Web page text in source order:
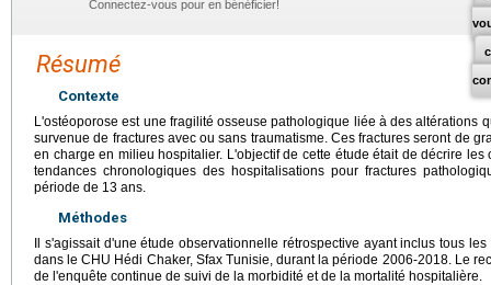
Connectez-vous pour en bénéficier!
Résumé
Contexte
L'ostéoporose est une fragilité osseuse pathologique liée à des altérations
survenue de fractures avec ou sans traumatisme. Ces fractures seront de
en charge en milieu hospitalier. L'objectif de cette étude était de décrire
tendances chronologiques des hospitalisations pour fractures
période de 13 ans.
Méthodes
Il s'agissait d'une étude observationnelle rétrospective ayant inclus tous
dans le CHU Hédi Chaker, Sfax Tunisie, durant la période 2006-2018. Le
de l'enquête continue de suivi de la morbidité et de la mortalité hospitalière.